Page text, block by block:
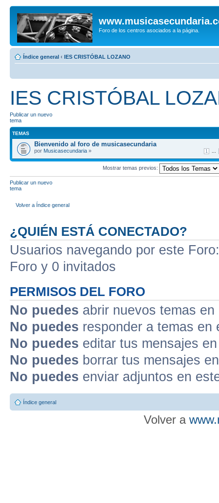
Foro de los centros asociados a la página.
Índice general ‹ IES CRISTÓBAL LOZANO
IES CRISTÓBAL
Publicar un nuevo
tema
TEMAS
Bienvenido al foro de musicasecundaria
1
por Musicasecundaria »
Mostrar temas previos:
Publicar un nuevo
tema
Volver a Índice general
¿QUIÉN ESTÁ CONECTADO?
Usuarios navegando por este
Foro y 0 invitados
PERMISOS DEL FORO
No puedes abrir nuevos temas
No puedes responder a temas en
No puedes editar tus mensajes
No puedes borrar tus mensajes
No puedes enviar adjuntos en
Índice general
Volver a